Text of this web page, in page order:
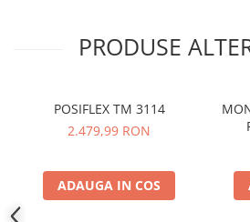
PRODUSE
POSIFLEX TM 3114
2.479,99 RON
ADAUGA IN COS